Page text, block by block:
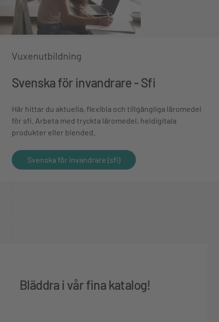
Vuxenutbildning
Svenska för invandrare - Sfi
Här hittar du aktuella, flexibla och tillgängliga läromedel
för sfi. Arbeta med tryckta läromedel, heldigitala
produkter eller blended.
Svenska för invandrare (sfi)
Bläddra i vår fina katalog!